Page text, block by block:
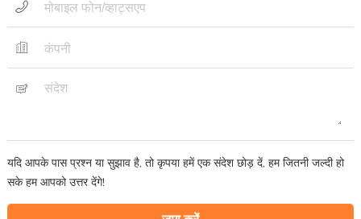
यदि आपके पास प्रश्न या सुझाव है, तो कृपया हमें एक संदेश छोड़ दें, हम जितनी जल्दी हो
सके हम आपको उत्तर देंगे!